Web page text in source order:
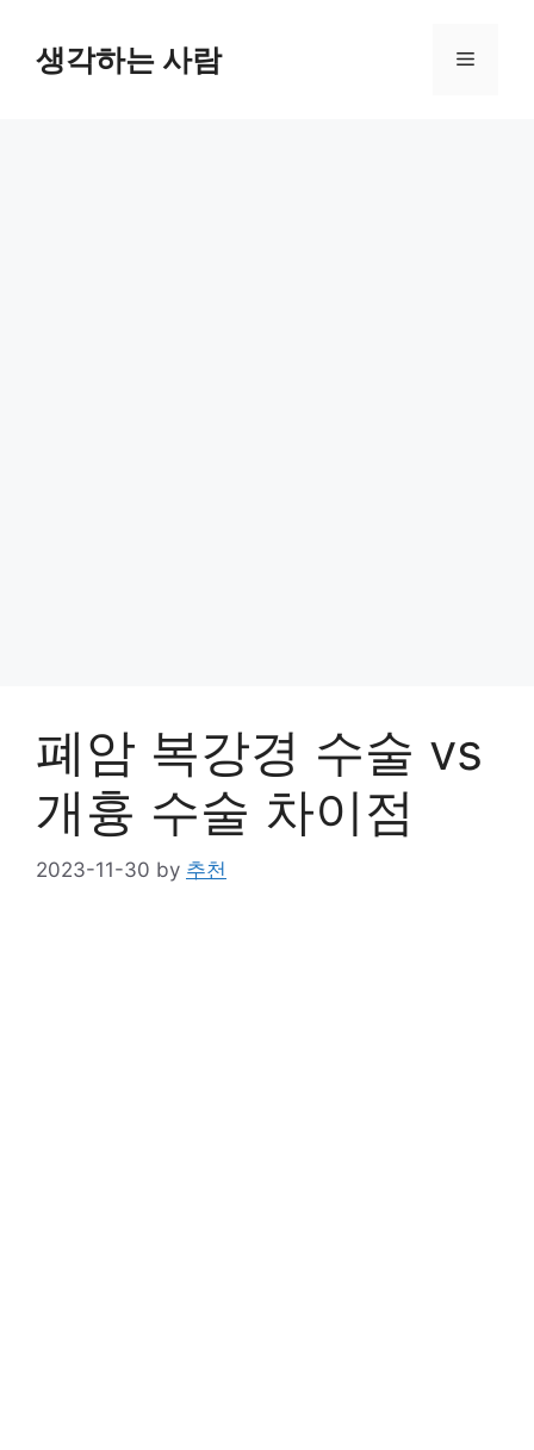
content생각하는 사람 Menu
폐암 복강경 수술 vs
개흉 수술 차이점
2023-11-30 by 추천